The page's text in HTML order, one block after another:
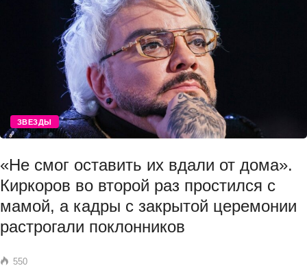
ЗВЕЗДЫ
«Не смог оставить их вдали от дома».
Киркоров во второй раз простился с
мамой, а кадры с закрытой церемонии
растрогали поклонников
550